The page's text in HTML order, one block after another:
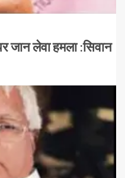
जान लेवा हमला :सिवान